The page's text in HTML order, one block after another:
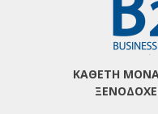
ΚΑΘΕΤΗ